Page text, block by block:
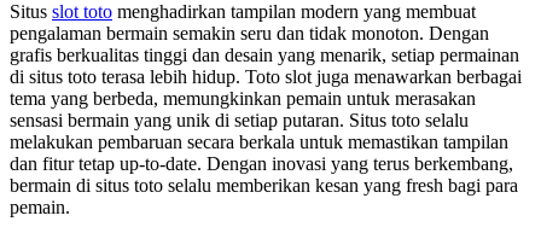
Situs slot toto menghadirkan tampilan modern yang membuat
pengalaman bermain semakin seru dan tidak monoton. Dengan
grafis berkualitas tinggi dan desain yang menarik, setiap permainan
di situs toto terasa lebih hidup. Toto slot juga menawarkan berbagai
tema yang berbeda, memungkinkan pemain untuk merasakan
sensasi bermain yang unik di setiap putaran. Situs toto selalu
melakukan pembaruan secara berkala untuk memastikan tampilan
dan fitur tetap up-to-date. Dengan inovasi yang terus berkembang,
bermain di situs toto selalu memberikan kesan yang fresh bagi para
pemain.